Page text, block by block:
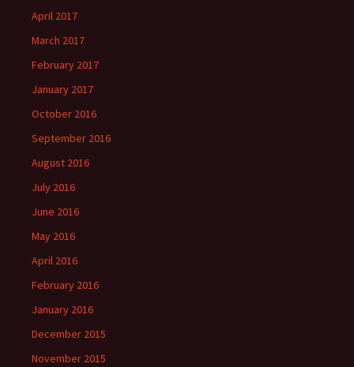
April 2017
March 2017
February 2017
January 2017
October 2016
September 2016
August 2016
July 2016
June 2016
May 2016
April 2016
February 2016
January 2016
December 2015
November 2015